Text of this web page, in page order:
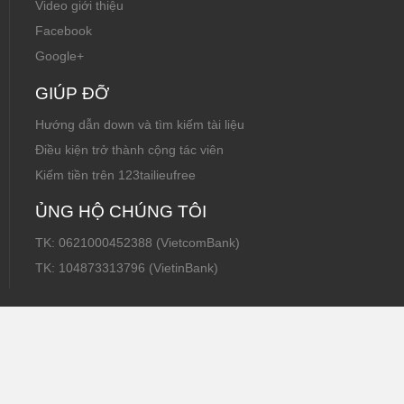
Video giới thiệu
Facebook
Google+
GIÚP ĐỠ
Hướng dẫn down và tìm kiếm tài liệu
Điều kiện trở thành cộng tác viên
Kiếm tiền trên 123tailieufree
ỦNG HỘ CHÚNG TÔI
TK: 0621000452388 (VietcomBank)
TK: 104873313796 (VietinBank)